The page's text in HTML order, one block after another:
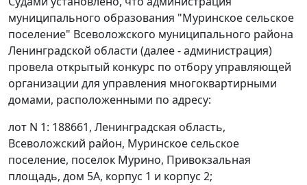
муниципального образования "Муринское сельское
поселение" Всеволожского муниципального района
Ленинградской области (далее - администрация)
провела открытый конкурс по отбору управляющей
организации для управления многоквартирными
домами, расположенными по адресу:
лот N 1: 188661, Ленинградская область,
Всеволожский район, Муринское сельское
поселение, поселок Мурино, Привокзальная
площадь, дом 5А, корпус 1 и корпус 2;